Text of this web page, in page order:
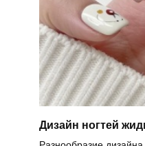
Дизайн ногтей